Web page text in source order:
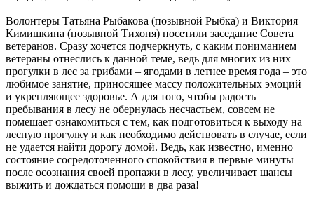
Волонтеры Татьяна Рыбакова (позывной Рыбка) и Виктория
Кимишкина (позывной Тихоня) посетили заседание Совета
ветеранов. Сразу хочется подчеркнуть, с каким пониманием
ветераны отнеслись к данной теме, ведь для многих из них
прогулки в лес за грибами – ягодами в летнее время года – это
любимое занятие, приносящее массу положительных эмоций
и укрепляющее здоровье. А для того, чтобы радость
пребывания в лесу не обернулась несчастьем, совсем не
помешает ознакомиться с тем, как подготовиться к выходу на
лесную прогулку и как необходимо действовать в случае, если
не удается найти дорогу домой. Ведь, как известно, именно
состояние сосредоточенного спокойствия в первые минуты
после осознания своей пропажи в лесу, увеличивает шансы
выжить и дождаться помощи в два раза!